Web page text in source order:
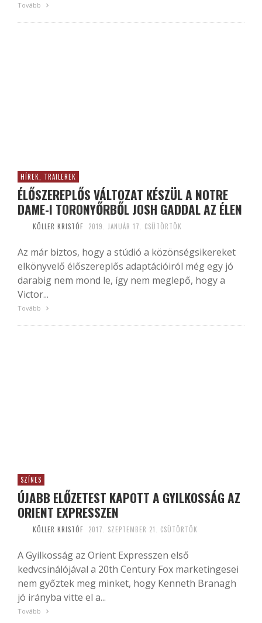
Tovább
HÍREK, TRAILEREK
ÉLŐSZEREPLŐS VÁLTOZAT KÉSZÜL A NOTRE
DAME-I TORONYŐRBŐL JOSH GADDAL AZ ÉLEN
KÖLLER KRISTÓF 2019. JANUÁR 17. CSÜTÖRTÖK
Az már biztos, hogy a stúdió a közönségsikereket
elkönyvelő élőszereplős adaptációiról még egy jó
darabig nem mond le, így nem meglepő, hogy a
Victor...
Tovább
SZÍNES
ÚJABB ELŐZETEST KAPOTT A GYILKOSSÁG AZ
ORIENT EXPRESSZEN
KÖLLER KRISTÓF 2017. SZEPTEMBER 21. CSÜTÖRTÖK
A Gyilkosság az Orient Expresszen első
kedvcsinálójával a 20th Century Fox marketingesei
nem győztek meg minket, hogy Kenneth Branagh
jó irányba vitte el a...
Tovább